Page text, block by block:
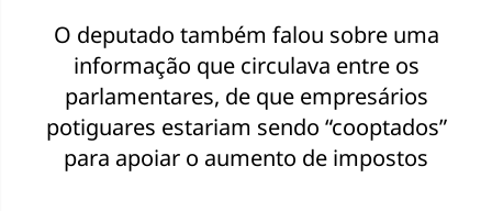
O deputado também falou sobre uma
informação que circulava entre os
parlamentares, de que empresários
potiguares estariam sendo “cooptados”
para apoiar o aumento de impostos